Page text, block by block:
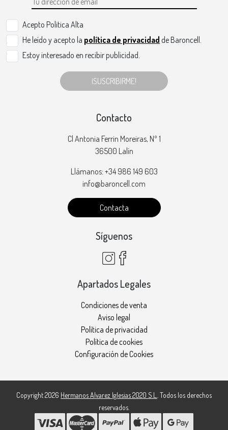
Acepto Politica Alta
He leído y acepto la política de privacidad de Baroncell.
Estoy interesado en recibir publicidad.
¡SUSCRIBIRME!
Contacto
Cl Antonia Ferrin Moreiras, Nº 1
36500 Lalín
Llámanos: +34 986 149 603
info@baroncell.com
Contacta
Síguenos
Apartados Legales
Condiciones de venta
Aviso legal
Política de privacidad
Política de cookies
Configuración de Cookies
Copyright 2026 Hermanos Alvarez Iglesias 2020 S.L.
. Todos los derechos
reservados.